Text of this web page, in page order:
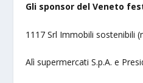
Gli sponsor del Veneto
1117 Srl Immobili sostenibili
Alì supermercati S.p.A. e